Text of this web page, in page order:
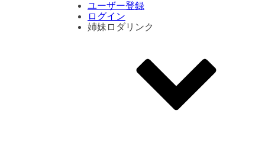
ユーザー登録
ログイン
姉妹ロダリンク